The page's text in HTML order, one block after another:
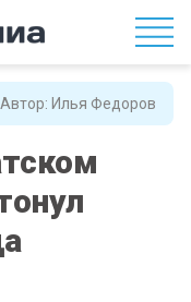
Автор: Илья Федоров